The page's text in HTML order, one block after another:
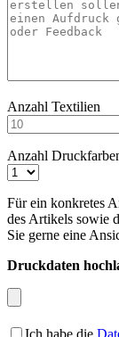
Anzahl Textilien
Anzahl
Für ein konkretes
des Artikels sowie
Sie gerne eine
Druckdaten